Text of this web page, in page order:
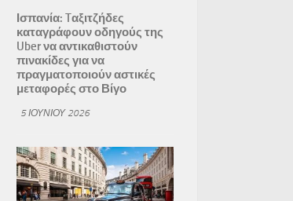
Ισπανία: Tαξιτζήδες
καταγράφουν οδηγούς της
Uber να αντικαθιστούν
πινακίδες για να
πραγματοποιούν αστικές
μεταφορές στο Βίγο
5 ΙΟΥΝΊΟΥ 2026